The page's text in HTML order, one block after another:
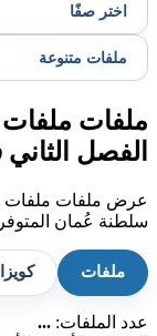
الفصل
سلطنة عُمان
ملفات
عدد الملفات: ...